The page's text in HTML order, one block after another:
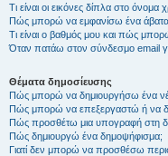
Τι είναι οι εικόνες δίπλα στο όνομα
Πώς μπορώ να εμφανίσω ένα
Τι είναι ο βαθμός μου και πώς
Όταν πατάω στον σύνδεσμο email
Θέματα δημοσίευσης
Πώς μπορώ να δημιουργήσω ένα
Πώς μπορώ να επεξεργαστώ ή να
Πώς προσθέτω μια υπογραφή στη
Πώς δημιουργώ ένα δημοψήφισμα;
Γιατί δεν μπορώ να προσθέσω